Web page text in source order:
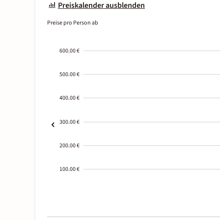
Preiskalender ausblenden
Preise pro Person ab
600.00 €
500.00 €
400.00 €
300.00 €
200.00 €
100.00 €
01-02